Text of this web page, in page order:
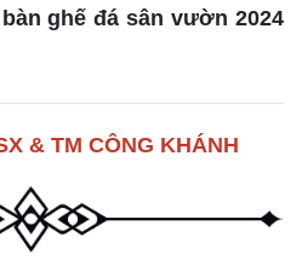
ghế đá sân vườn 2024
& TM CÔNG KHÁNH